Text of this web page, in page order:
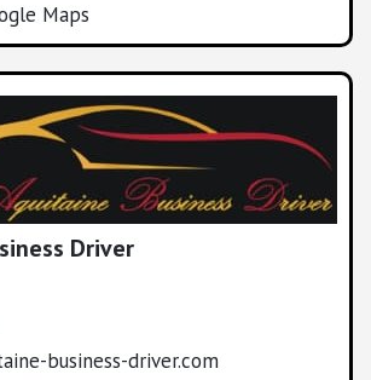
Maps
Driver
business-driver.com